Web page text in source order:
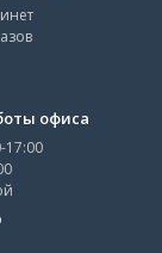
офиса
17:00